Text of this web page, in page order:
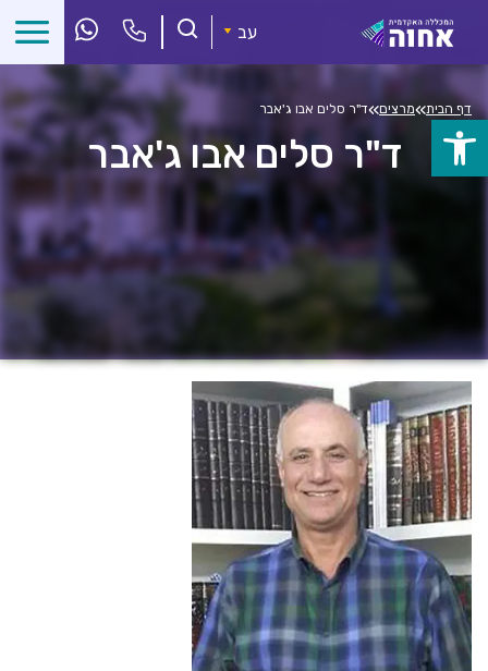
פתח
סרגל
התוכן
עב
דף הבית»מרצים»ד"ר סלים אבו ג'אבר
ד"ר סלים אבו ג'אבר